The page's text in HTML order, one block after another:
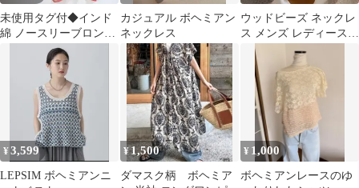
未使用タグ付◆インド
綿 ノースリーブロング
ワンピース ボヘミアン
オレンジ N1
カジュアル ボヘミアン
ネックレス
ウッドビーズ ネックレ
ス メンズ レディース
ボヘミアン アメカジ
¥3,599
LEPSIM ボヘミアンニ
¥1,500
ダマスク柄 ボヘミア
¥ 1,000
ボヘミアンレースのゆ